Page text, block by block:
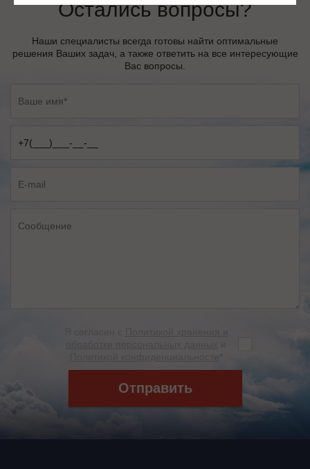
Остались вопросы?
Наши специалисты всегда готовы найти оптимальные
решения Ваших задач, а также ответить на все интересующие
Вас вопросы.
Отправить